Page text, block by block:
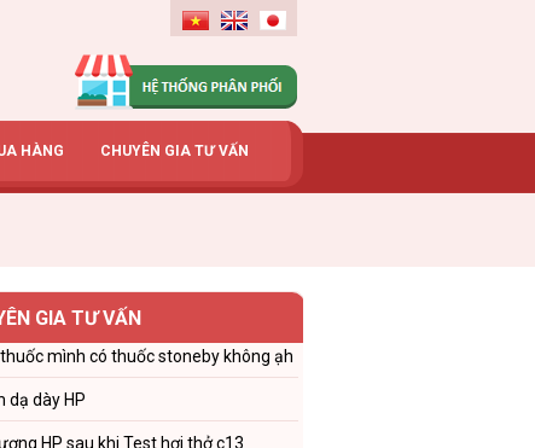
HÀNG CHUYÊN GIA TƯ VẤN
GIA TƯ VẤN
thuốc mình có thuốc stoneby không ạh
dạ dày HP
HP sau khi Test hơi thở c13